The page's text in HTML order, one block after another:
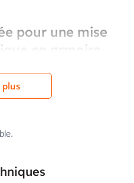
pour une mise
en armoire
6 lamelles en cuivre
souplesse nécessaire pour
une tenue adaptée aux
En pratique, cela
plus